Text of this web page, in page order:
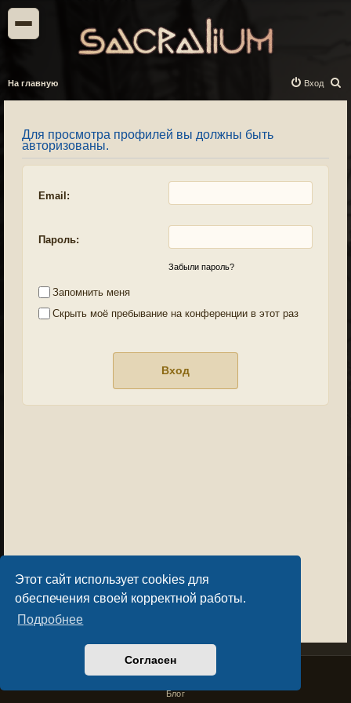
Этот сайт использует cookies для
обеспечения своей корректной работы.
Подробнее
Согласен
На главную
о
Вход
Для просмотра профилей вы должны быть
авторизованы.
Email:
Пароль:
Забыли пароль?
Запомнить меня
Скрыть моё пребывание на конференции в этот раз
Privacy PolicyLicense Agreement
Copyright © Sacralium Games 2023-
Блог